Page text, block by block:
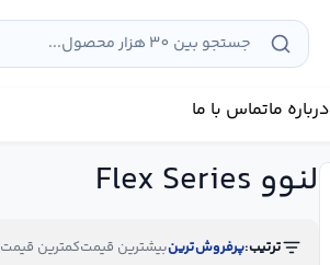
درباره ماتماس با ما
لنوو Flex Series
ترتیب:پرفروش‌ترینبیشترین قیمتکمترین قیمت